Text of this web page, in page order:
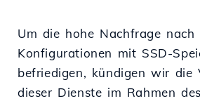
Um die hohe Nachfrage nach
Konfigurationen mit SSD-
befriedigen, kündigen wir die
dieser Dienste im Rahmen